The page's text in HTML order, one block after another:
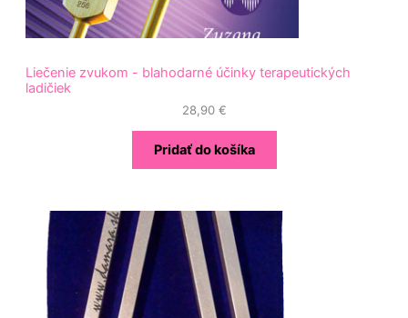
Liečenie zvukom - blahodarné účinky terapeutických
ladičiek
28,90 €
Pridať do košíka